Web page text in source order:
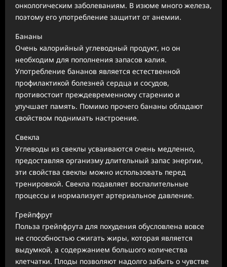
онкологическим заболеваниям. В изюме много железа,
поэтому его употребление защитит от анемии.
Бананы
Очень калорийный углеводный продукт, но он
необходим для пополнения запасов калия.
Употребление бананов является естественной
профилактикой болезней сердца и сосудов,
противостоит преждевременному старению и
улучшает память. Помимо прочего бананы обладают
свойством поднимать настроение.
Свекла
Углеводы из свеклы усваиваются очень медленно,
предоставляя организму длительный запас энергии,
эти свойства свеклы можно использовать перед
тренировкой. Свекла подавляет воспалительные
процессы и нормализует артериальное давление.
Грейпфрут
Польза грейпфрута для похудения обусловлена вовсе
не способностью сжигать жиры, которая является
выдумкой, а содержанием большого количества
клетчатки. Плоды позволяют надолго забыть о чувстве